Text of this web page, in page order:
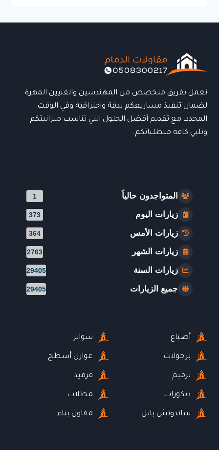
احترافي
وسرعة
التنفيذ
نعمل بفريق متخصص من المهندسين والفنيين المهرة
لضمان تنفيذ مشاريعكم بدقة واحترافية وفي الوقت
المحدد، مع تقديم أفضل الحلول التي تناسب ميزانيتكم
وتلبي كافة متطلباتكم.
المتواجدون حالياً 1
زيارات اليوم 373
زيارات الأمس 364
زيارات الشهر 2763
زيارات السنة 29405
جميع الزيارات 29405
أصباغ
برجولات
ترميم
ديكورات
ساندوتش بانل
سواتر
عوازل أسطح
قرميد
مظلات
مقاول بناء